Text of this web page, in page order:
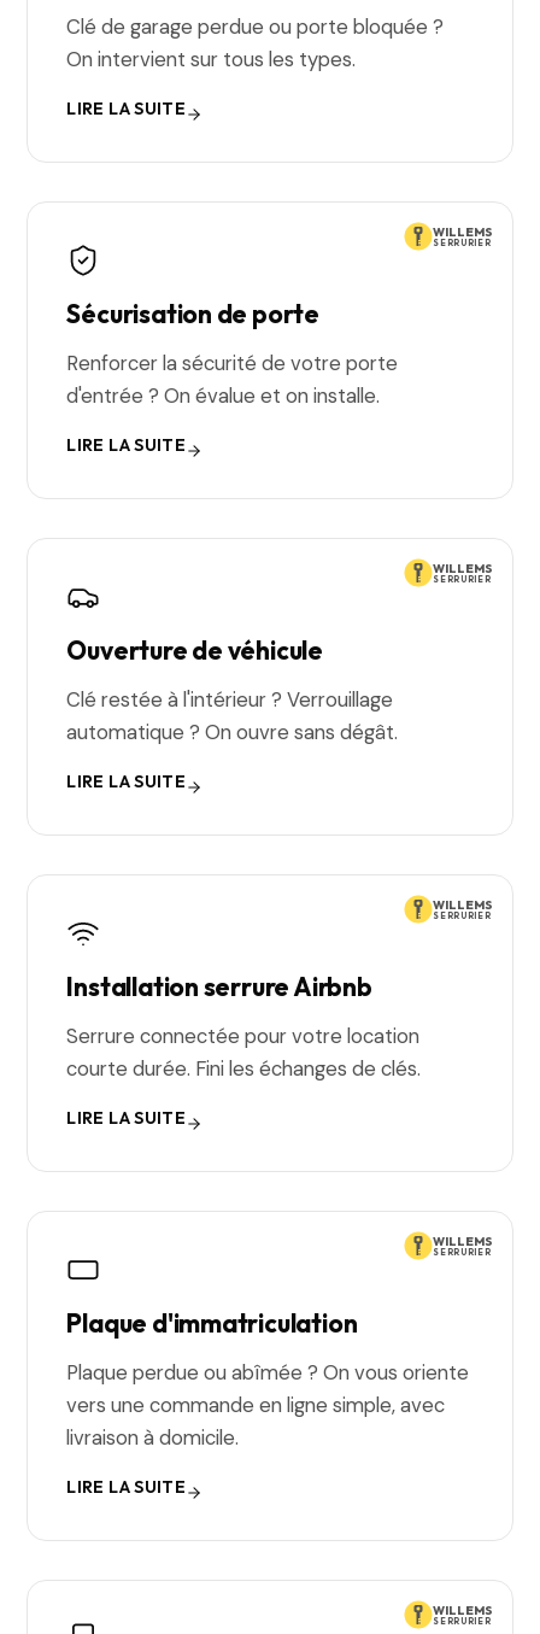
Clé de garage perdue ou porte bloquée ?
On intervient sur tous les types.
LIRE LA SUITE
WILLEMS
SERRURIER
Sécurisation de porte
Renforcer la sécurité de votre porte
d'entrée ? On évalue et on installe.
LIRE LA SUITE
WILLEMS
SERRURIER
Ouverture de véhicule
Clé restée à l'intérieur ? Verrouillage
automatique ? On ouvre sans dégât.
LIRE LA SUITE
WILLEMS
SERRURIER
Installation serrure Airbnb
Serrure connectée pour votre location
courte durée. Fini les échanges de clés.
LIRE LA SUITE
WILLEMS
SERRURIER
Plaque d'immatriculation
Plaque perdue ou abîmée ? On vous oriente
vers une commande en ligne simple, avec
livraison à domicile.
LIRE LA SUITE
WILLEMS
SERRURIER